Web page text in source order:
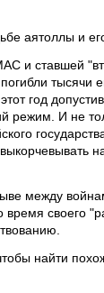
аятоллы и
и ставшей
тысячи
год
режим. И не
между
своего
найти